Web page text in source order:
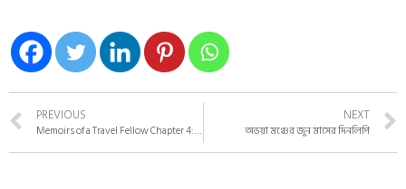
PREVIOUS
Memoirs of a Travel Fellow Chapter 4: A Landscape of Burning Coal – Jharkhand stories
NEXT
অভয়া মঞ্চের জুন মাসের দিনলিপি